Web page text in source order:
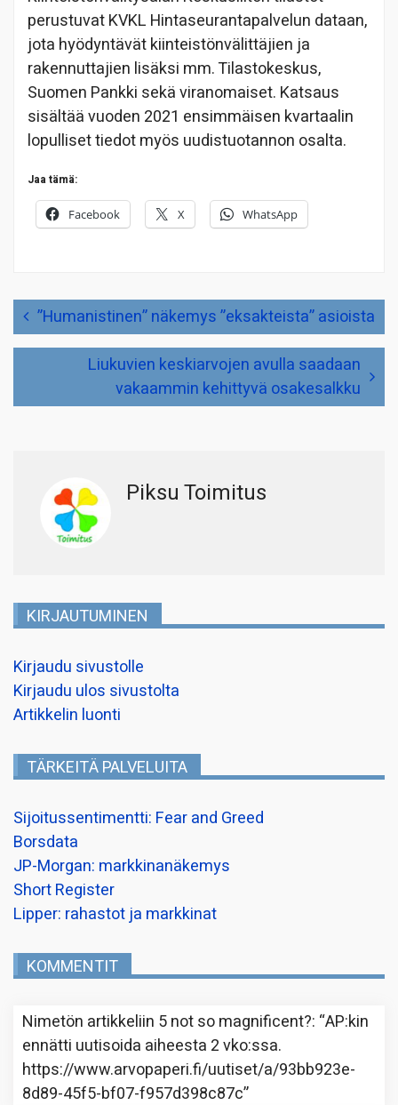
perustuvat KVKL Hintaseurantapalvelun dataan,
jota hyödyntävät kiinteistönvälittäjien ja
rakennuttajien lisäksi mm. Tilastokeskus,
Suomen Pankki sekä viranomaiset. Katsaus
sisältää vuoden 2021 ensimmäisen kvartaalin
lopulliset tiedot myös uudistuotannon osalta.
Jaa tämä:
Facebook X WhatsApp
Artikkelien
selaus”Humanistinen” näkemys ”eksakteista” asioista
Liukuvien keskiarvojen avulla saadaan
vakaammin kehittyvä osakesalkku
Piksu Toimitus
KIRJAUTUMINEN
Kirjaudu sivustolle
Kirjaudu ulos sivustolta
Artikkelin luonti
TÄRKEITÄ PALVELUITA
Sijoitussentimentti: Fear and Greed
Borsdata
JP-Morgan: markkinanäkemys
Short Register
Lipper: rahastot ja markkinat
KOMMENTIT
Nimetön artikkeliin 5 not so magnificent?: “AP:kin
ennätti uutisoida aiheesta 2 vko:ssa.
https://www.arvopaperi.fi/uutiset/a/93bb923e-
8d89-45f5-bf07-f957d398c87c”